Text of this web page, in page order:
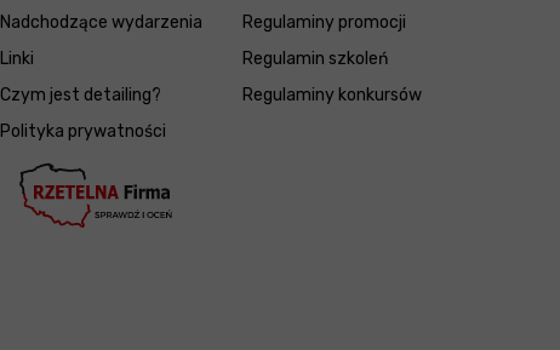
Nadchodzące wydarzenia
Linki
Czym jest detailing?
Polityka prywatności
Regulaminy promocji
Regulamin szkoleń
Regulaminy konkursów